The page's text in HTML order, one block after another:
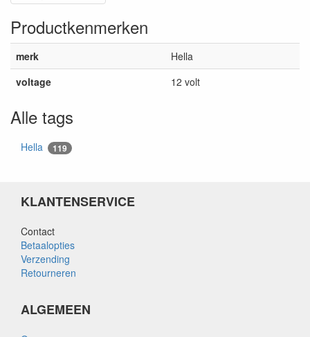
Productkenmerken
merk
Hella
voltage
12 volt
Alle tags
Hella 119
KLANTENSERVICE
Contact
Betaalopties
Verzending
Retourneren
ALGEMEEN